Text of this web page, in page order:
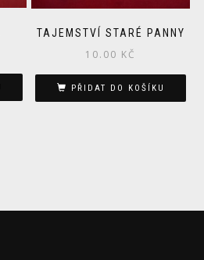
TAJEMSTVÍ STARÉ PANNY
10.00 KČ
PŘIDAT DO KOŠÍKU